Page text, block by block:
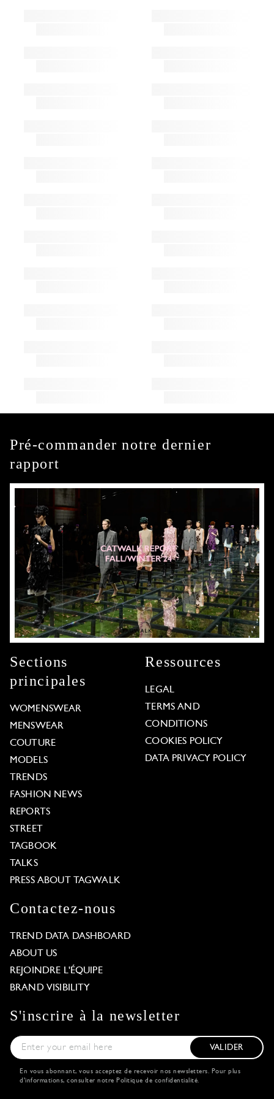
Pré-commander notre dernier
rapport
Sections
principales
WOMENSWEAR
MENSWEAR
COUTURE
MODELS
TRENDS
FASHION NEWS
REPORTS
STREET
TAGBOOK
TALKS
PRESS ABOUT TAGWALK
Ressources
LEGAL
TERMS AND
CONDITIONS
COOKIES POLICY
DATA PRIVACY POLICY
Contactez-nous
TREND DATA DASHBOARD
ABOUT US
REJOINDRE L'ÉQUIPE
BRAND VISIBILITY
S'inscrire à la newsletter
VALIDER
En vous abonnant, vous acceptez de recevoir nos newsletters. Pour plus
d'informations, consulter notre Politique de confidentialité.